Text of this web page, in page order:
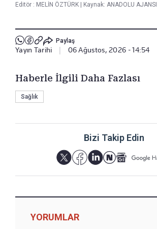
Editör : MELİN ÖZTÜRK | Kaynak: ANADOLU AJANSI
Paylaş
Yayın Tarihi 06 Ağustos, 2026 - 14:54
Haberle İlgili Daha Fazlası
Sağlık
Bizi Takip Edin
YORUMLAR